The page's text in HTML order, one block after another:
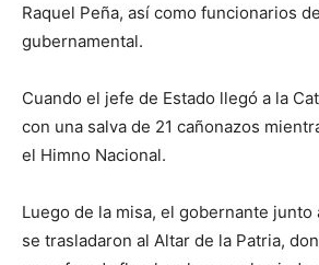
Raquel Peña, así como funcionarios
gubernamental.
Cuando el jefe de Estado llegó a la
con una salva de 21 cañonazos
el Himno Nacional.
Luego de la misa, el gobernante
se trasladaron al Altar de la Patria,